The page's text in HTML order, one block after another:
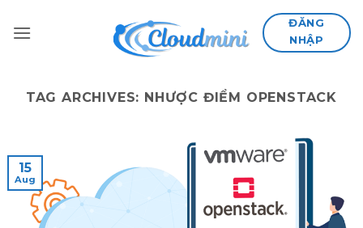
ĐĂNG
NHẬP
TAG ARCHIVES: NHƯỢC ĐIỂM OPENSTACK
15
Aug